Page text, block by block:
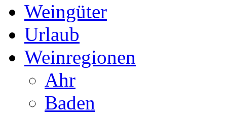
Weingüter
Urlaub
Weinregionen
Ahr
Baden